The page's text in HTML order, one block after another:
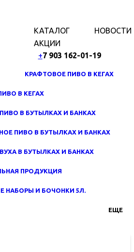
КАТАЛОГ
НОВОСТИ
АКЦИИ
+7 903 162-01-19
КРАФТОВОЕ ПИВО В КЕГАХ
В КЕГАХ
В БУТЫЛКАХ И БАНКАХ
ПИВО В БУТЫЛКАХ И БАНКАХ
В БУТЫЛКАХ И БАНКАХ
ПРОДУКЦИЯ
НАБОРЫ И БОЧОНКИ 5Л.
ЕЩЕ